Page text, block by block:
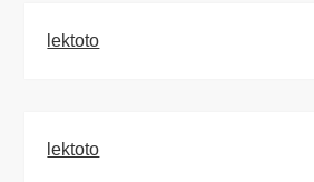
lektoto
lektoto